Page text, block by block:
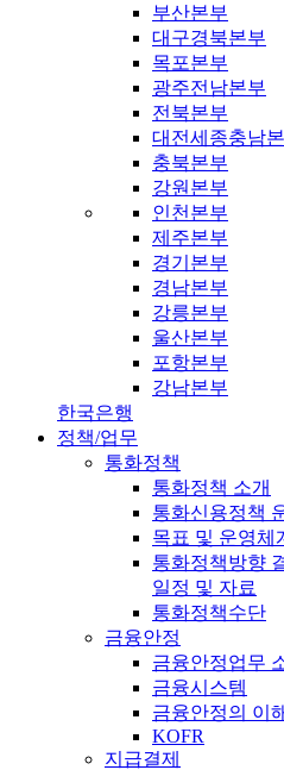
부산본부
대구경북본부
목포본부
광주전남본부
전북본부
대전세종충남
충북본부
강원본부
인천본부
제주본부
경기본부
경남본부
강릉본부
울산본부
포항본부
강남본부
한국은행
정책/업무
통화정책
통화정책 소개
통화신용정책
목표 및 운영체
통화정책방향
일정 및 자료
통화정책수단
금융안정
금융안정업무
금융시스템
금융안정의 이
KOFR
지급결제